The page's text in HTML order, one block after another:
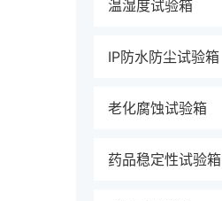
温湿度试验箱
IP防水防尘试验箱
老化腐蚀试验箱
药品稳定性试验箱